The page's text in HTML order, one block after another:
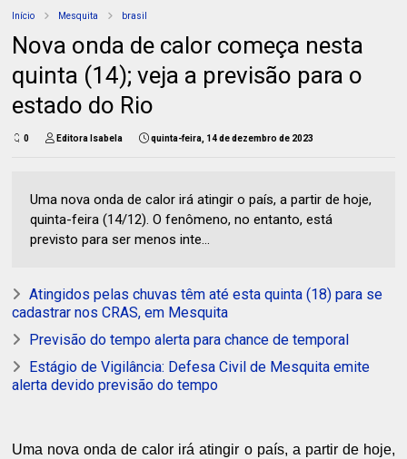
Início Mesquita brasil
Nova onda de calor começa nesta
quinta (14); veja a previsão para o
estado do Rio
0 Editora Isabela quinta-feira, 14 de dezembro de 2023
Uma nova onda de calor irá atingir o país, a partir de hoje,
quinta-feira (14/12). O fenômeno, no entanto, está
previsto para ser menos inte...
Atingidos pelas chuvas têm até esta quinta (18) para se
cadastrar nos CRAS, em Mesquita
Previsão do tempo alerta para chance de temporal
Estágio de Vigilância: Defesa Civil de Mesquita emite
alerta devido previsão do tempo
Uma nova onda de calor irá atingir o país, a partir de hoje,